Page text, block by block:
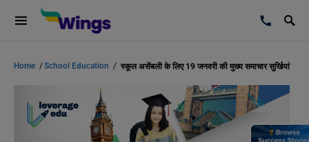
Home /School Education / स्कूल असेंबली के लिए 19 जनवरी की मुख्य समाचार सुर्खियां